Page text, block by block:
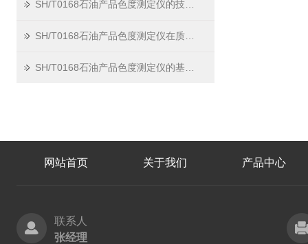
网站首页 关于我们 产品中心
联系人
张经理